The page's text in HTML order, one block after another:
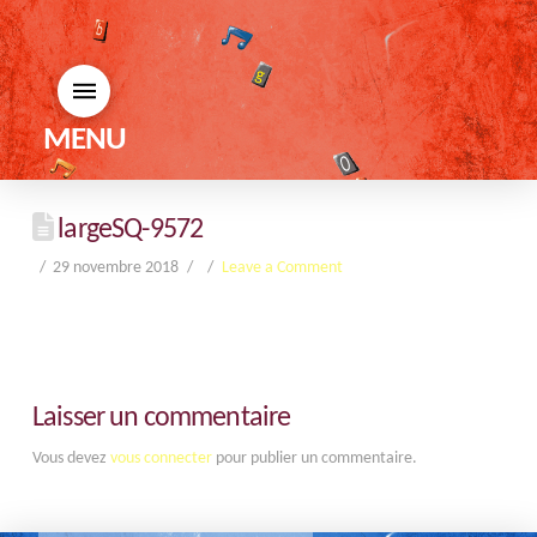
MENU
largeSQ-9572
29 novembre 2018 Leave a Comment
Laisser un commentaire
Vous devez vous connecterpour publier un commentaire.